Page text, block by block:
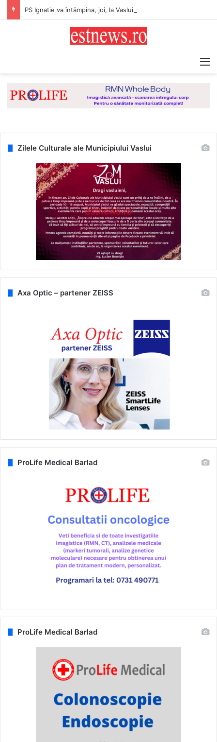
Zilele Culturale ale Municipiului Vaslui
Axa Optic – partener ZEISS
ProLife Medical Barlad
ProLife Medical Barlad